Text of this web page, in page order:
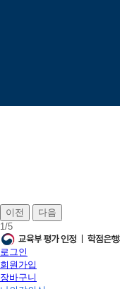
이전
다음
1/5
로그인
회원가입
장바구니